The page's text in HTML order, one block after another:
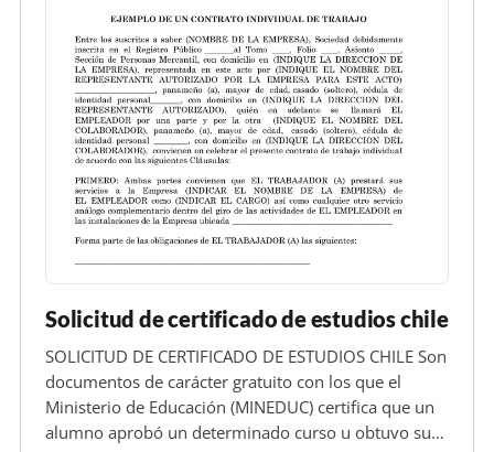
Solicitud de certificado de estudios chile
SOLICITUD DE CERTIFICADO DE ESTUDIOS CHILE Son
documentos de carácter gratuito con los que el
Ministerio de Educación (MINEDUC) certifica que un
alumno aprobó un determinado curso u obtuvo su